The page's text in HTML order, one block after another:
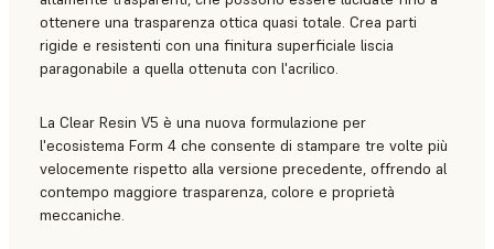
ottenere una trasparenza ottica quasi totale. Crea parti
rigide e resistenti con una finitura superficiale liscia
paragonabile a quella ottenuta con l'acrilico.
La Clear Resin V5 è una nuova formulazione per
l'ecosistema Form 4 che consente di stampare tre volte più
velocemente rispetto alla versione precedente, offrendo al
contempo maggiore trasparenza, colore e proprietà
meccaniche.